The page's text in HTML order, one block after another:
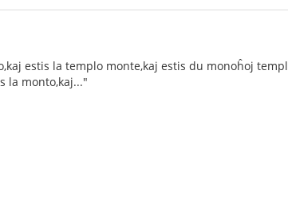
estis la templo monte,kaj estis du monoĥoj
la monto,kaj..."